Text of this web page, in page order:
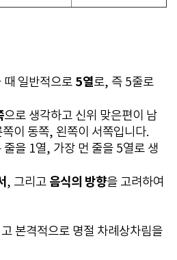
때 일반적으로 5열로, 즉 5줄로
으로 생각하고 신위 맞은편이 남
이 동쪽, 왼쪽이 서쪽입니다.
줄을 1열, 가장 먼 줄을 5열로 생
, 그리고 음식의 방향을 고려하여
본격적으로 명절 차례상차림을